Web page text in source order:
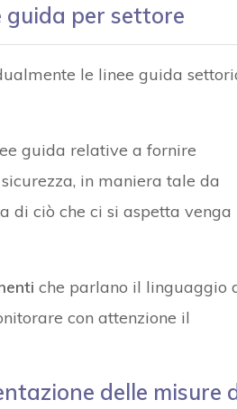
guida per settore
le linee guida
guida relative a fornire
in maniera tale da
di ciò che ci si aspetta venga
che parlano il linguaggio
con attenzione il
delle misure